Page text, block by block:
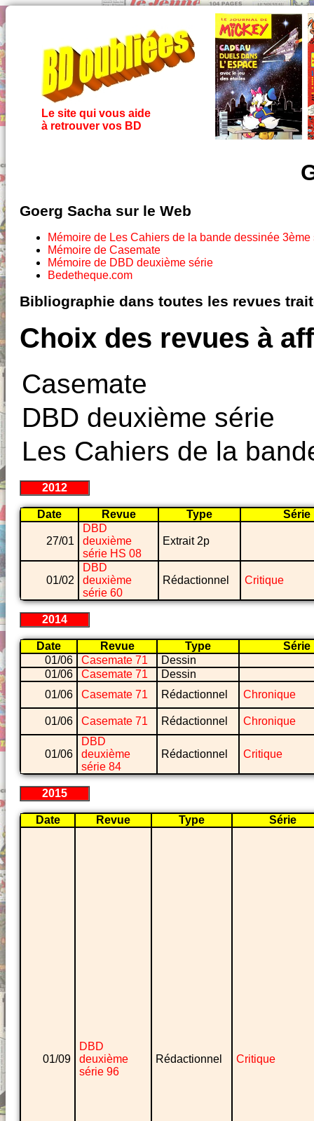
Le site qui vous aide
à retrouver vos BD
Goerg Sacha sur le Web
Mémoire de Les Cahiers de la bande dessinée 3ème
Mémoire de Casemate
Mémoire de DBD deuxième série
Bedetheque.com
Bibliographie dans toutes les revues
Choix des revues à
Casemate
DBD deuxième série
Les Cahiers de la
2012
Date Revue Type Série
27/01
DBD
deuxième
série HS 08
Extrait 2p
01/02
DBD
deuxième
série 60
Rédactionnel Critique
2014
Date Revue Type
Série
01/06
Casemate 71
Dessin
01/06
Casemate 71
Dessin
01/06
Casemate 71 Rédactionnel Chronique
01/06 Casemate 71 Rédactionnel Chronique
01/06
DBD
deuxième
série 84
Rédactionnel Critique
2015
Date Revue Type Série
01/09
DBD
deuxième
série 96
Rédactionnel Critique